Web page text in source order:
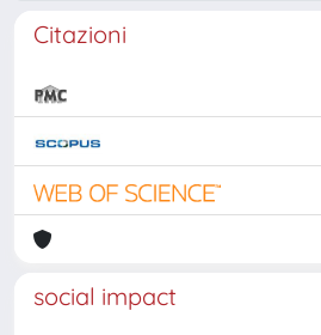
Citazioni
social impact